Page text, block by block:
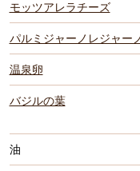
モッツアレラチーズ
パルミジャーノレジャー
温泉卵
バジルの葉
油